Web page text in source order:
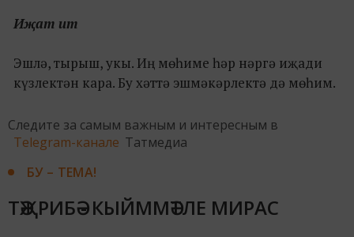
Иҗат ит
Эшлә, тырыш, укы. Иң мөһиме һәр нәргә иҗади
күзлектән кара. Бу хәттә эшмәкәрлектә дә мөһим.
Следите за самым важным и интересным в
Telegram-канале Татмедиа
БУ – ТЕМА!
ТӘҖРИБӘ - КЫЙММӘТЛЕ МИРАС